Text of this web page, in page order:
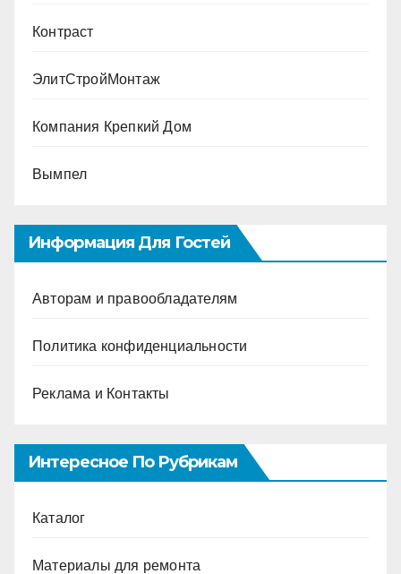
Контраст
ЭлитСтройМонтаж
Компания Крепкий Дом
Вымпел
Информация Для Гостей
Авторам и правообладателям
Политика конфиденциальности
Реклама и Контакты
Интересное По Рубрикам
Каталог
Материалы для ремонта